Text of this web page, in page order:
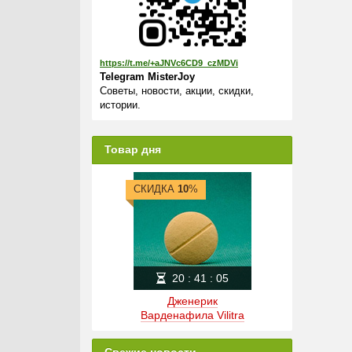
https://t.me/+aJNVc6CD9_czMDVi
Telegram MisterJoy
Советы, новости, акции, скидки,
истории.
Товар дня
Дженерик
Варденафила Vilitra
СКИДКА 10%
20: 41 : 05